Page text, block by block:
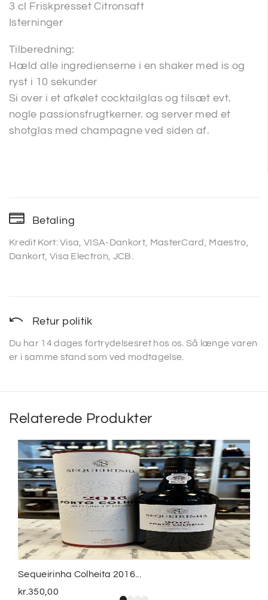
3 cl Friskpresset Citronsaft
Isterninger
Tilberedning:
Hæld alle ingredienserne i en shaker med is og
ryst i 10 sekunder
Si over i et afkølet cocktailglas og tilsæt evt.
nogle passionsfrugtkerner. og server med et
shotglas med champagne ved siden af.
Betaling
Kredit Kort: Visa, VISA-Dankort, MasterCard, Maestro,
Dankort, Visa Electron, JCB.
Retur politik
Du har 14 dages fortrydelsesret hos os. Så længe varen
er i samme stand som ved modtagelse.
Relaterede Produkter
Sequeirinha Colheita 2016...
kr.350,00